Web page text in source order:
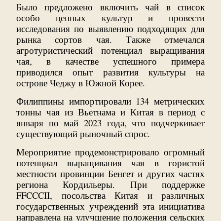
Было предложено включить чай в список
особо ценных культур и провести
исследования по выявлению подходящих для
рынка сортов чая. Также отмечался
агротуристический потенциал выращивания
чая, в качестве успешного примера
приводился опыт развития культуры на
острове Чеджу в Южной Корее.
Филиппины импортировали 134 метрических
тонны чая из Вьетнама и Китая в период с
января по май 2023 года, что подчеркивает
существующий рыночный спрос.
Мероприятие продемонстрировало огромный
потенциал выращивания чая в гористой
местности провинции Бенгет и других частях
региона Кордильеры. При поддержке
FFCCCII, посольства Китая и различных
государственных учреждений эта инициатива
направлена ​​на улучшение положения сельских